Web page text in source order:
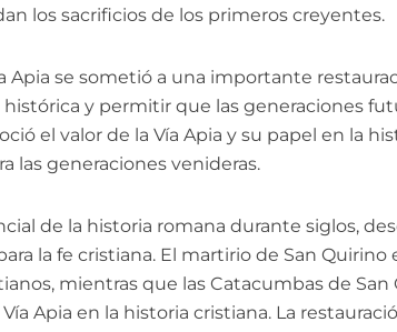
los sacrificios de los primeros creyentes.
Apia se sometió a una importante
y permitir que las generaciones
el valor de la Vía Apia y su papel en la
las generaciones venideras.
de la historia romana durante siglos,
la fe cristiana. El martirio de San Quirino
mientras que las Catacumbas de San
Apia en la historia cristiana. La